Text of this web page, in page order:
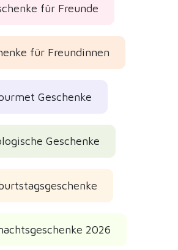
für Freunde
für Freundinnen
Geschenke
Geschenke
2026